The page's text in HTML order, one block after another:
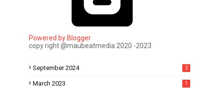
Powered by Blogger
copy right @maubeatmedia 2020 -2023
September 2024 2
March 2023 1